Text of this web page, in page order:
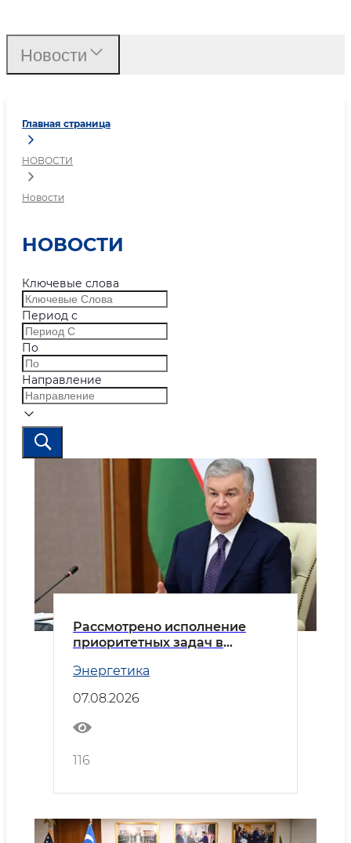
Главная страница
НОВОСТИ
Новости
НОВОСТИ
Ключевые слова
Период с
По
Направление
Рассмотрено исполнение
приоритетных задач в
Энергетика
07.08.2026
116
Новости